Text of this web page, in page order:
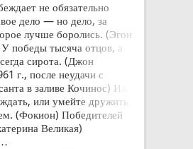
не обязательно
дело — но дело, за
лучше боролись. (Эгон
победы тысяча отцов, а
сирота. (Джон
г., после неудачи с
в заливе Кочинос) Или
или умейте дружить
(Фокион) Победителей
Великая)